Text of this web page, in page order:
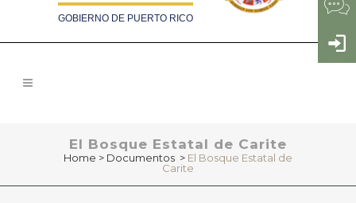
GOBIERNO DE PUERTO RICO
El Bosque Estatal de Carite
Home > Documentos > El Bosque Estatal de
Carite